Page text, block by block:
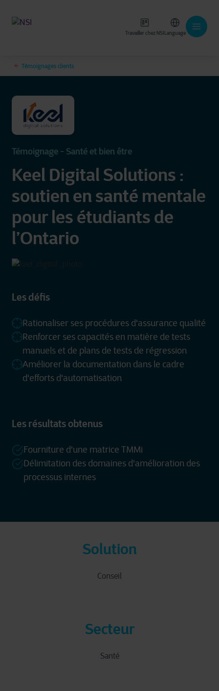
Travailler chez NSILanguage
Témoignages clients
Témoignage - Santé et bien être
Keel Digital Solutions :
soutien en santé mentale
pour les étudiants de
l’Ontario
Les défis
Rationaliser ses procédures d'assurance qualité
Renforcer ses capacités en matière de tests
manuels et de plans de tests de régression
Améliorer la documentation dans le cadre
d'efforts d'automatisation
Les résultats obtenus
Fourniture d'une matrice TMMi
Délimitation des domaines d'amélioration des
processus internes
Solution
Conseil
Secteur
Santé